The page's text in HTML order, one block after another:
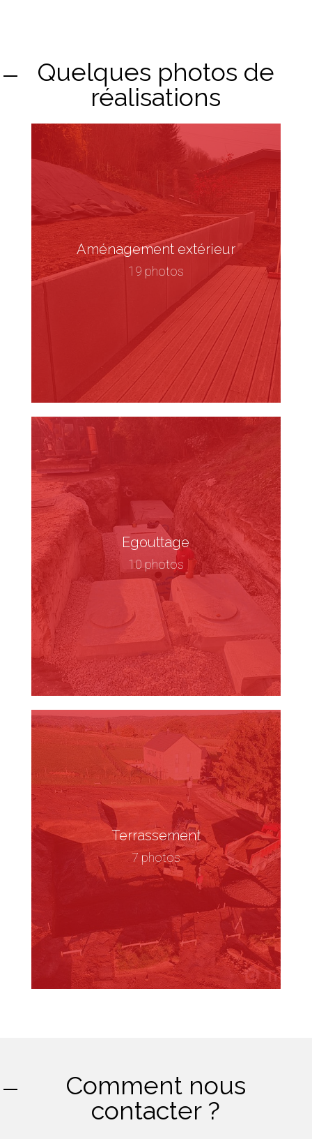
Quelques photos de
réalisations
Aménagement extérieur
19 photos
Egouttage
10 photos
Terrassement
7 photos
Comment nous
contacter ?